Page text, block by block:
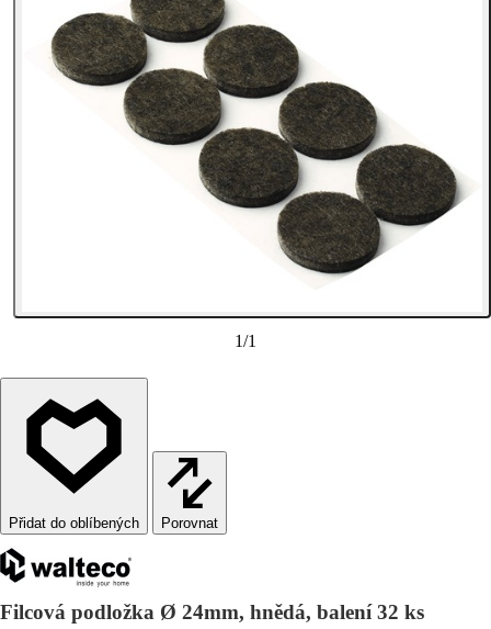
1/1
Porovnat
Filcová podložka Ø 24mm, hnědá, balení 32 ks